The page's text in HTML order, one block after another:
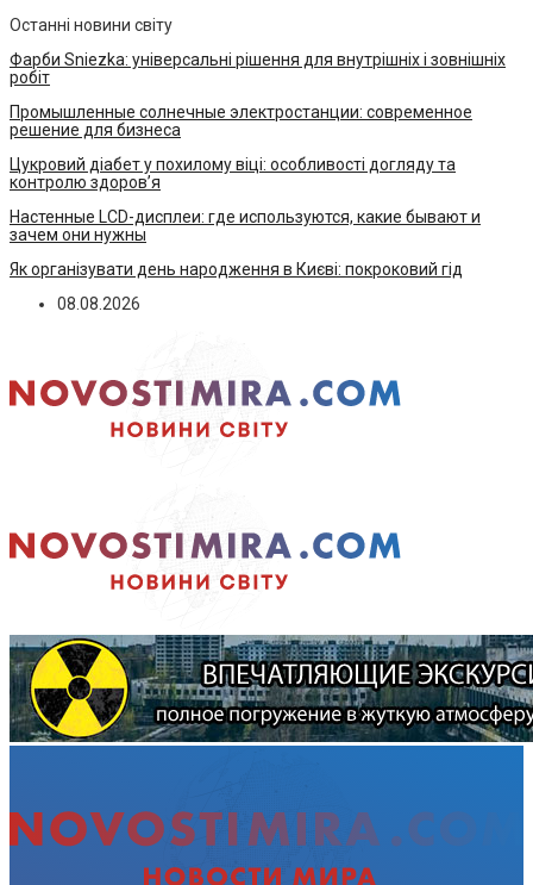
Останні новини світу
Фарби Sniezka: універсальні рішення для внутрішніх і зовнішніх
робіт
Промышленные солнечные электростанции: современное
решение для бизнеса
Цукровий діабет у похилому віці: особливості догляду та
контролю здоров’я
Настенные LCD-дисплеи: где используются, какие бывают и
зачем они нужны
Як організувати день народження в Києві: покроковий гід
08.08.2026